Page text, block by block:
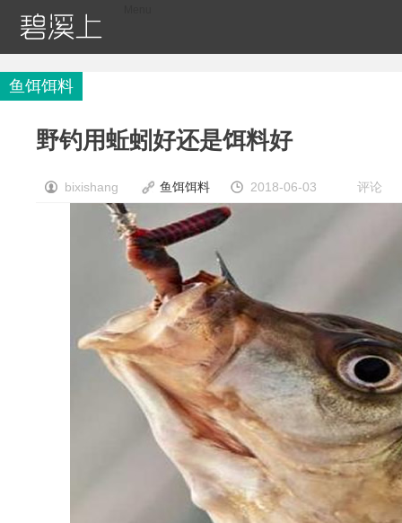
鱼饵饵料
野钓用蚯蚓好还是饵料好
bixishang 鱼饵饵料 2018-06-03 评论